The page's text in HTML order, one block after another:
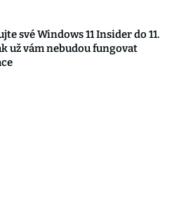
své Windows 11 Insider do 11.
už vám nebudou fungovat